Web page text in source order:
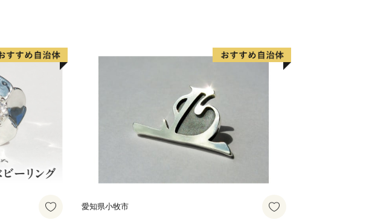
愛知県小牧市